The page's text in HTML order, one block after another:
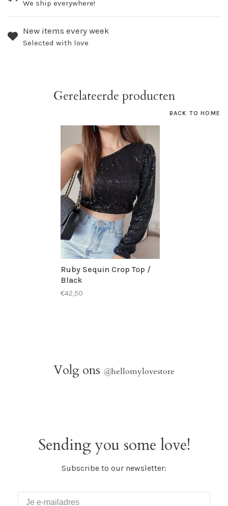
We ship everywhere!
New items every week
Selected with love
Gerelateerde producten
BACK TO HOME
Ruby Sequin Crop Top /
Black
€42,50
Volg ons @hellomylovestore
Sending you some love!
Subscribe to our newsletter: